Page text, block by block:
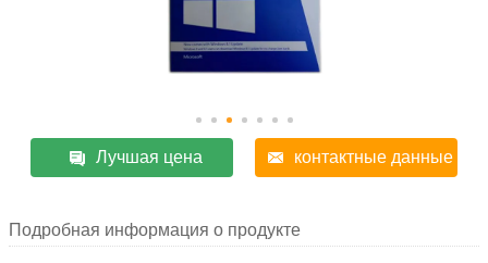
Лучшая цена контактные данные
Подробная информация о продукте